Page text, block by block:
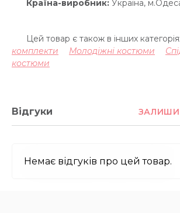
Країна-виробник: Україна,
Цей товар є також в інших
комплекти
Молодіжні костюми
костюми
Відгуки
Немає відгуків про цей товар.